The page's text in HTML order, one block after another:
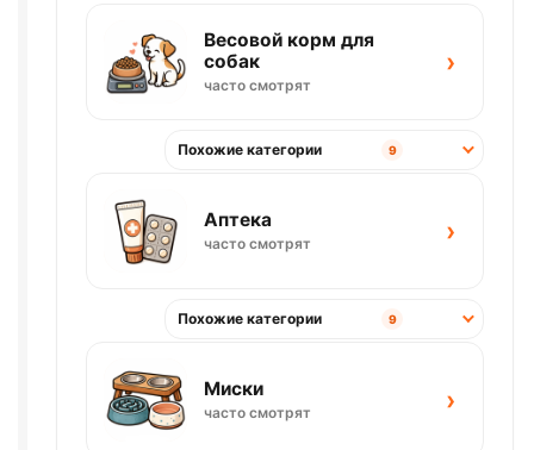
Весовой корм для
собак
часто смотрят
›
Похожие категории 9
Аптека
часто смотрят ›
Похожие категории 9
Миски
часто смотрят ›